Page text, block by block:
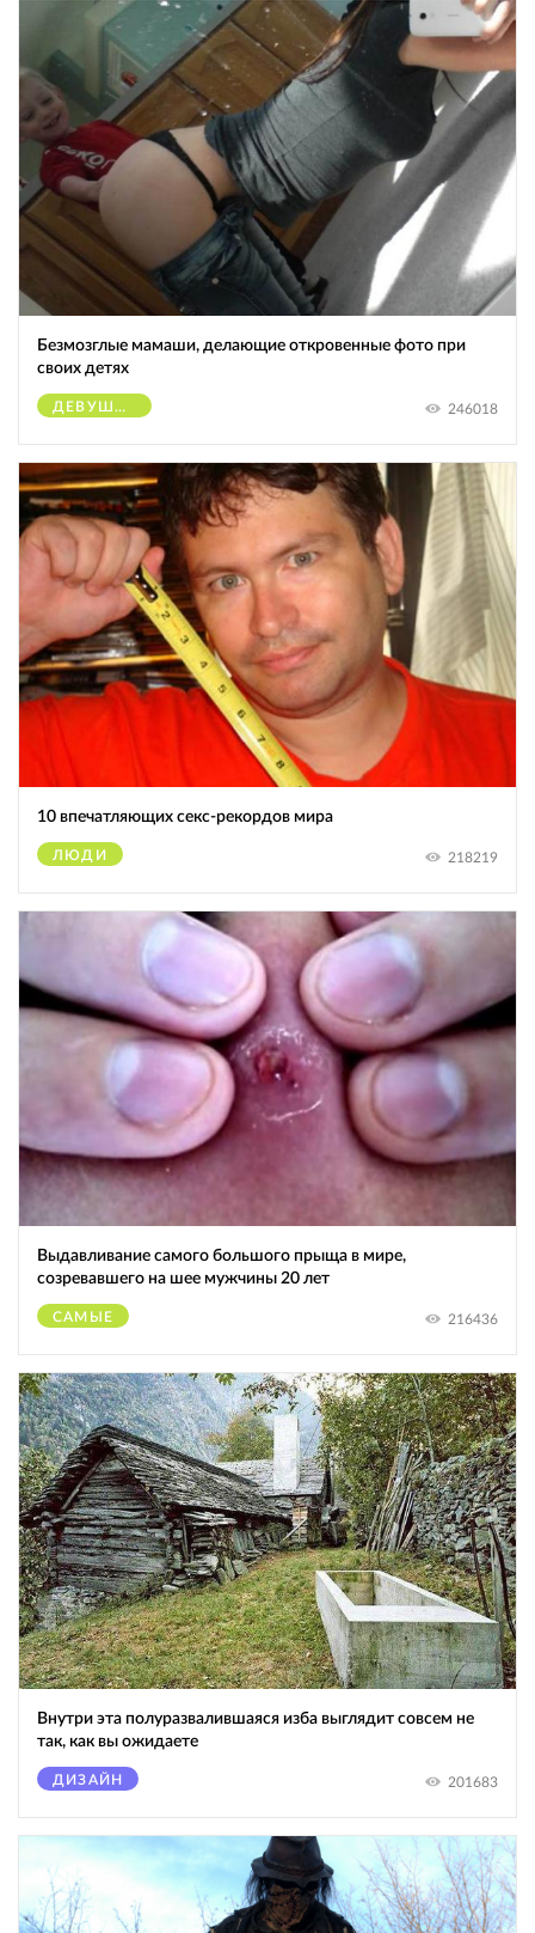
Безмозглые мамаши, делающие откровенные фото при
своих детях
ДЕВУШКИ 246018
10 впечатляющих секс-рекордов мира
ЛЮДИ 218219
Выдавливание самого большого прыща в мире,
созревавшего на шее мужчины 20 лет
САМЫЕ 216436
Внутри эта полуразвалившаяся изба выглядит совсем не
так, как вы ожидаете
ДИЗАЙН 201683